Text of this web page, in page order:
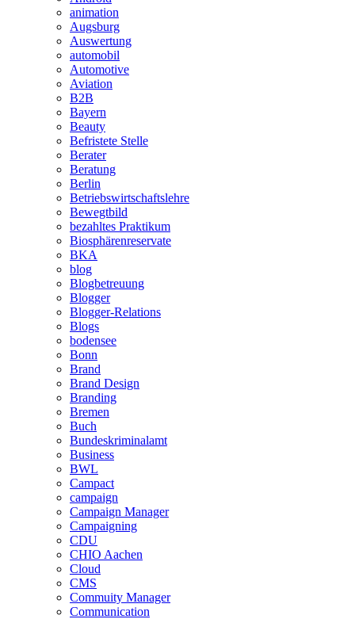
animation
Augsburg
Auswertung
automobil
Automotive
Aviation
B2B
Bayern
Beauty
Befristete Stelle
Berater
Beratung
Berlin
Betriebswirtschaftslehre
Bewegtbild
bezahltes Praktikum
Biosphärenreservate
BKA
blog
Blogbetreuung
Blogger
Blogger-Relations
Blogs
bodensee
Bonn
Brand
Brand Design
Branding
Bremen
Buch
Bundeskriminalamt
Business
BWL
Campact
campaign
Campaign Manager
Campaigning
CDU
CHIO Aachen
Cloud
CMS
Commuity Manager
Communication